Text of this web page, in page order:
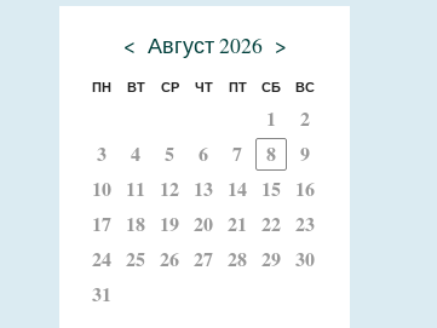
< Август 2026 >
ПН ВТ СР ЧТ ПТ СБ ВС
1
2
3
4 5 6 7 8
9
10 11 12 13 14 15 16
17 18 19 20 21 22 23
24 25 26 27 28 29 30
31